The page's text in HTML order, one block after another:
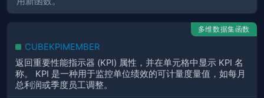
多维数据集函数
CUBEKPIMEMBER
返回重要性能指示器 (KPI) 属性，并在单元格中显示 KPI 名
称。 KPI 是一种用于监控单位绩效的可计量度量值，如每月
总利润或季度员工调整。